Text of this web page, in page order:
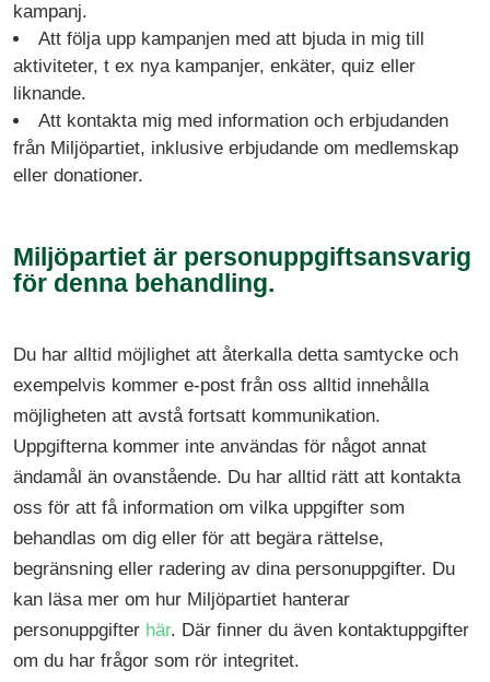
kampanj.
‍Att följa upp kampanjen med att bjuda in mig till
aktiviteter, t ex nya kampanjer, enkäter, quiz eller
liknande.
Att kontakta mig med information och erbjudanden
från Miljöpartiet, inklusive erbjudande om medlemskap
eller donationer.
Miljöpartiet är personuppgiftsansvarig
för denna behandling.
Du har alltid möjlighet att återkalla detta samtycke och
exempelvis kommer e-post från oss alltid innehålla
möjligheten att avstå fortsatt kommunikation.
Uppgifterna kommer inte användas för något annat
ändamål än ovanstående. Du har alltid rätt att kontakta
oss för att få information om vilka uppgifter som
behandlas om dig eller för att begära rättelse,
begränsning eller radering av dina personuppgifter. Du
kan läsa mer om hur Miljöpartiet hanterar
personuppgifter här. Där finner du även kontaktuppgifter
om du har frågor som rör integritet.